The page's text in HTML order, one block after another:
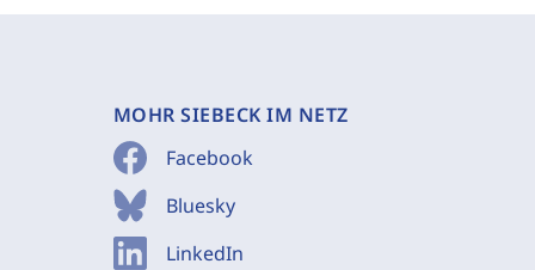
MOHR SIEBECK IM NETZ
Facebook
Bluesky
LinkedIn